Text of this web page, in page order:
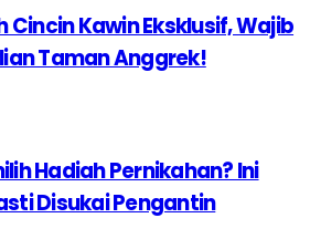
Cincin Kawin Eksklusif, Wajib
Taman Anggrek!
Hadiah Pernikahan? Ini
Disukai Pengantin